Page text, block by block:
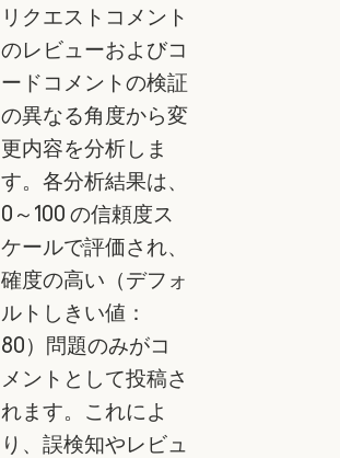
リクエストコメント
のレビューおよびコ
ードコメントの検証
の異なる角度から変
更内容を分析しま
す。各分析結果は、
0～100 の信頼度ス
ケールで評価され、
確度の高い（デフォ
ルトしきい値：
80）問題のみがコ
メントとして投稿さ
れます。これによ
り、誤検知やレビュ